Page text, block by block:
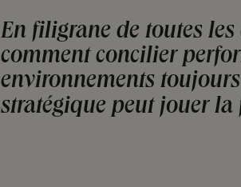
En filigrane de toutes
comment concilier
environnements
stratégique peut jouer